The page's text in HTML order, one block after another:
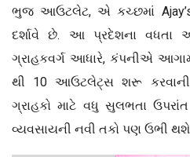
ભુજ આઉટલેટ, એ કચ્છમાં
દર્શાવે છે. આ પ્રદેશના વધતા
ગ્રાહકવર્ગ આધારે, કંપનીએ
થી 10 આઉટલેટ્સ શરૂ કરવાની
ગ્રાહકો માટે વધુ સુલભતા
વ્યવસાયની નવી તકો પણ ઉભી